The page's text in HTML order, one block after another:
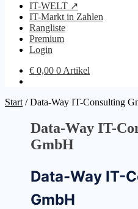
IT-WELT ↗
IT-Markt in Zahlen
Rangliste
Premium
Login
€ 0,00 0 Artikel
Start /Data-Way IT-Consulting
Data-Way IT-
GmbH
Data-Way IT-
GmbH